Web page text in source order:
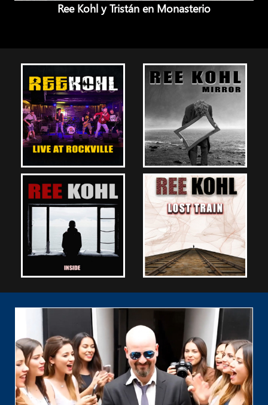
Ree Kohl y Tristán en Monasterio